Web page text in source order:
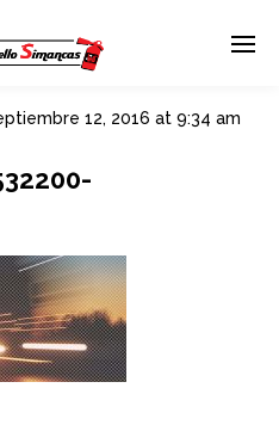
12, 2016 at 9:34 am